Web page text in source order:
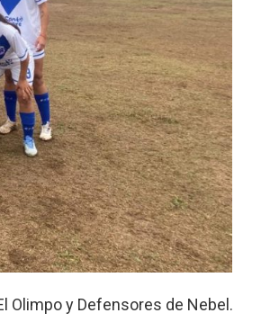
Olimpo y Defensores de Nebel.